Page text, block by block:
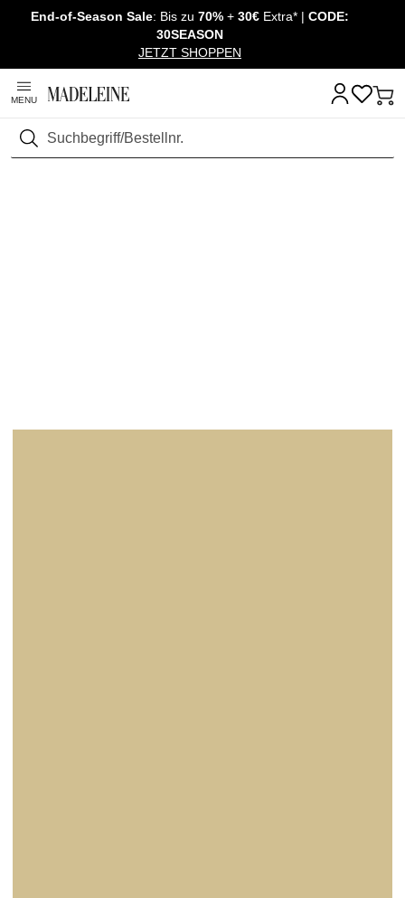
Überspringe Navigation, direkt zum Content
End-of-Season Sale: Bis zu 70% + 30€ Extra* | CODE:
30SEASON
JETZT SHOPPEN
MENU
Suchen